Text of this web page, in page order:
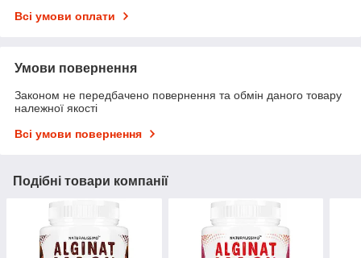
Всі умови оплати
Умови повернення
Законом не передбачено повернення та обмін даного товару
належної якості
Всі умови повернення
Подібні товари компанії